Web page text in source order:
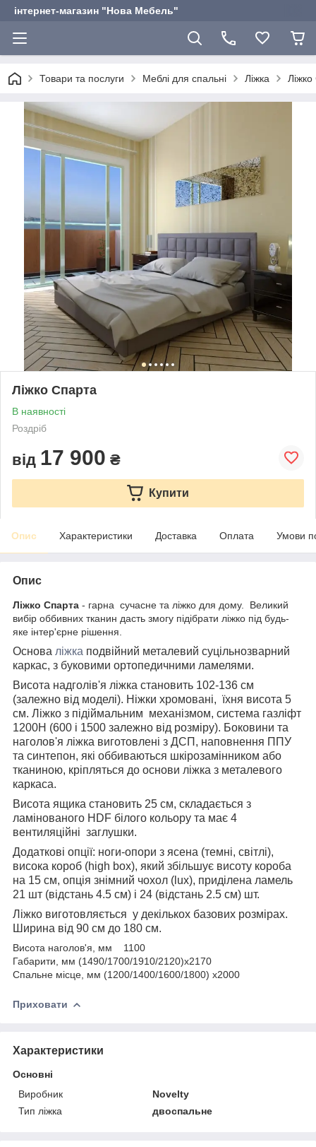
інтернет-магазин "Нова Мебель"
Товари та послуги Меблі для спальні Ліжка
Ліжко Спарта
В наявності
Роздріб
від 17 900 ₴
Купити
Опис Характеристики Доставка Оплата Умови
Опис
Ліжко Спарта - гарна сучасне та ліжко для дому. Великий
вибір оббивних тканин дасть змогу підібрати ліжко під будь-
яке інтер'єрне рішення.
Основа ліжка подвійний металевий суцільнозварний
каркас, з буковими ортопедичними ламелями.
Висота надголів'я ліжка становить 102-136 см
(залежно від моделі). Ніжки хромовані, їхня висота 5
см. Ліжко з підіймальним механізмом, система газліфт
1200Н (600 і 1500 залежно від розміру). Боковини та
наголов'я ліжка виготовлені з ДСП, наповнення ППУ
та синтепон, які оббиваються шкірозамінником або
тканиною, кріпляться до основи ліжка з металевого
каркаса.
Висота ящика становить 25 см, складається з
ламінованого HDF білого кольору та має 4
вентиляційні заглушки.
Додаткові опції: ноги-опори з ясена (темні, світлі),
висока короб (high box), який збільшує висоту короба
на 15 см, опція знімний чохол (lux), приділена ламель
21 шт (відстань 4.5 см) і 24 (відстань 2.5 см) шт.
Ліжко виготовляється у декількох базових розмірах.
Ширина від 90 см до 180 см.
Висота наголов'я, мм 1100
Габарити, мм (1490/1700/1910/2120)х2170
Спальне місце, мм (1200/1400/1600/1800) x2000
Приховати
Характеристики
Основні
Виробник
Novelty
Тип ліжка
двоспальне